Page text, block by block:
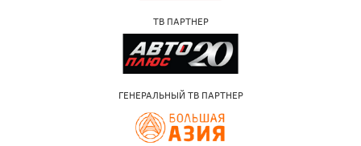
ТВ ПАРТНЕР
ГЕНЕРАЛЬНЫЙ ТВ ПАРТНЕР